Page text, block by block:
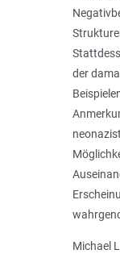
der
Michael